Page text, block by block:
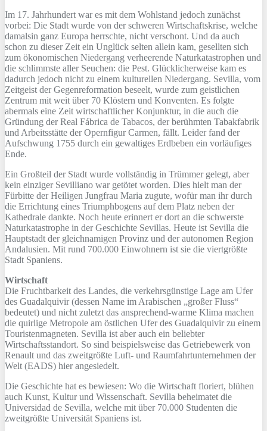
Im 17. Jahrhundert war es mit dem Wohlstand jedoch zunächst
vorbei: Die Stadt wurde von der schweren Wirtschaftskrise, welche
damalsin ganz Europa herrschte, nicht verschont. Und da auch
schon zu dieser Zeit ein Unglück selten allein kam, gesellten sich
zum ökonomischen Niedergang verheerende Naturkatastrophen und
die schlimmste aller Seuchen: die Pest. Glücklicherweise kam es
dadurch jedoch nicht zu einem kulturellen Niedergang. Sevilla, vom
Zeitgeist der Gegenreformation beseelt, wurde zum geistlichen
Zentrum mit weit über 70 Klöstern und Konventen. Es folgte
abermals eine Zeit wirtschaftlicher Konjunktur, in die auch die
Gründung der Real Fábrica de Tabacos, der berühmten Tabakfabrik
und Arbeitsstätte der Opernfigur Carmen, fällt. Leider fand der
Aufschwung 1755 durch ein gewaltiges Erdbeben ein vorläufiges
Ende.
Ein Großteil der Stadt wurde vollständig in Trümmer gelegt, aber
kein einziger Sevilliano war getötet worden. Dies hielt man der
Fürbitte der Heiligen Jungfrau Maria zugute, wofür man ihr durch
die Errichtung eines Triumphbogens auf dem Platz neben der
Kathedrale dankte. Noch heute erinnert er dort an die schwerste
Naturkatastrophe in der Geschichte Sevillas. Heute ist Sevilla die
Hauptstadt der gleichnamigen Provinz und der autonomen Region
Andalusien. Mit rund 700.000 Einwohnern ist sie die viertgrößte
Stadt Spaniens.
Wirtschaft
Die Fruchtbarkeit des Landes, die verkehrsgünstige Lage am Ufer
des Guadalquivir (dessen Name im Arabischen „großer Fluss“
bedeutet) und nicht zuletzt das ansprechend-warme Klima machen
die quirlige Metropole am östlichen Ufer des Guadalquivir zu einem
Touristenmagneten. Sevilla ist aber auch ein beliebter
Wirtschaftsstandort. So sind beispielsweise das Getriebewerk von
Renault und das zweitgrößte Luft- und Raumfahrtunternehmen der
Welt (EADS) hier angesiedelt.
Die Geschichte hat es bewiesen: Wo die Wirtschaft floriert, blühen
auch Kunst, Kultur und Wissenschaft. Sevilla beheimatet die
Universidad de Sevilla, welche mit über 70.000 Studenten die
zweitgrößte Universität Spaniens ist.